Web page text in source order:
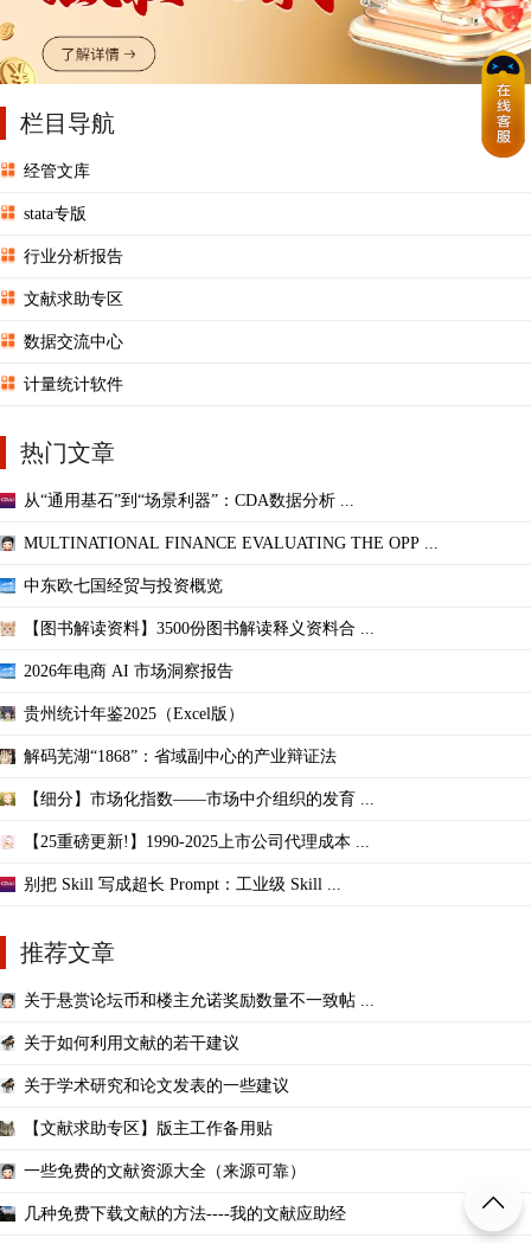
栏目导航
经管文库
stata专版
行业分析报告
文献求助专区
数据交流中心
计量统计软件
热门文章
从“通用基石”到“场景利器”：CDA数据分析 ...
MULTINATIONAL FINANCE EVALUATING THE OPP ...
中东欧七国经贸与投资概览
【图书解读资料】3500份图书解读释义资料合 ...
2026年电商 AI 市场洞察报告
贵州统计年鉴2025（Excel版）
解码芜湖“1868”：省域副中心的产业辩证法
【细分】市场化指数——市场中介组织的发育 ...
【25重磅更新!】1990-2025上市公司代理成本 ...
别把 Skill 写成超长 Prompt：工业级 Skill ...
推荐文章
关于悬赏论坛币和楼主允诺奖励数量不一致帖 ...
关于如何利用文献的若干建议
关于学术研究和论文发表的一些建议
【文献求助专区】版主工作备用贴
一些免费的文献资源大全（来源可靠）
几种免费下载文献的方法----我的文献应助经